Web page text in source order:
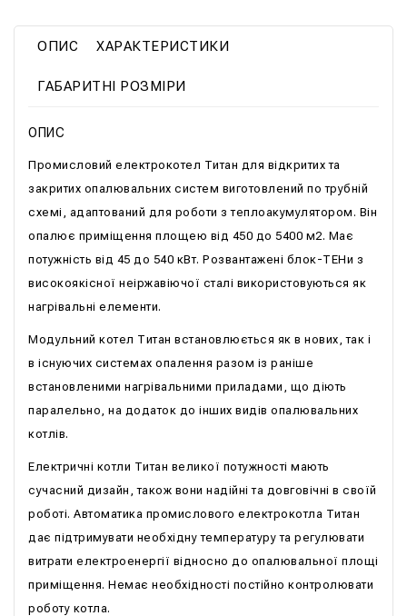
ОПИС ХАРАКТЕРИСТИКИ
ГАБАРИТНІ РОЗМІРИ
ОПИС
Промисловий електрокотел Титан для відкритих та
закритих опалювальних систем виготовлений по трубній
схемі, адаптований для роботи з теплоакумулятором. Він
опалює приміщення площею від 450 до 5400 м2. Має
потужність від 45 до 540 кВт. Розвантажені блок-ТЕНи з
високоякісної неіржавіючої сталі використовуються як
нагрівальні елементи.
Модульний котел Титан встановлюється як в нових, так і
в існуючих системах опалення разом із раніше
встановленими нагрівальними приладами, що діють
паралельно, на додаток до інших видів опалювальних
котлів.
Електричні котли Титан великої потужності мають
сучасний дизайн, також вони надійні та довговічні в своїй
роботі. Автоматика промислового електрокотла Титан
дає підтримувати необхідну температуру та регулювати
витрати електроенергії відносно до опалювальної площі
приміщення. Немає необхідності постійно контролювати
роботу котла.